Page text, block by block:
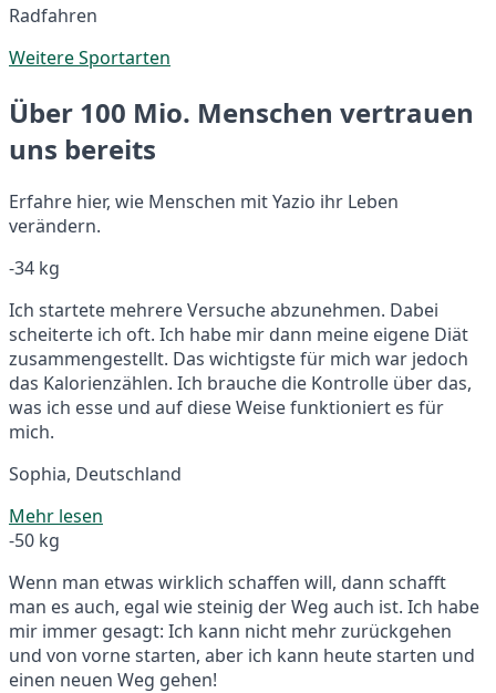
Radfahren
Weitere Sportarten
Über 100 Mio. Menschen vertrauen
uns bereits
Erfahre hier, wie Menschen mit Yazio ihr Leben
verändern.
-34 kg
Ich startete mehrere Versuche abzunehmen. Dabei
scheiterte ich oft. Ich habe mir dann meine eigene Diät
zusammengestellt. Das wichtigste für mich war jedoch
das Kalorienzählen. Ich brauche die Kontrolle über das,
was ich esse und auf diese Weise funktioniert es für
mich.
Sophia, Deutschland
Mehr lesen
-50 kg
Wenn man etwas wirklich schaffen will, dann schafft
man es auch, egal wie steinig der Weg auch ist. Ich habe
mir immer gesagt: Ich kann nicht mehr zurückgehen
und von vorne starten, aber ich kann heute starten und
einen neuen Weg gehen!